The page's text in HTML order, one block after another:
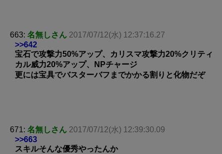
663: 名無しさん 2017/07/12(水) 12:37:16.27
>>642
宝石で攻撃力50%アップ、カリスマ攻撃力20%クリティ
カル威力20%アップ、NPチャージ
更には宝具でバスターバフまでかかる割りと化物だぞ
671: 名無しさん 2017/07/12(水) 12:39:30.09
>>663
スキルそんな優秀やったんか